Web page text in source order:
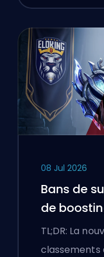
08 Jul 2026
Bans de
de
25.18 de
TL;DR: La
classements